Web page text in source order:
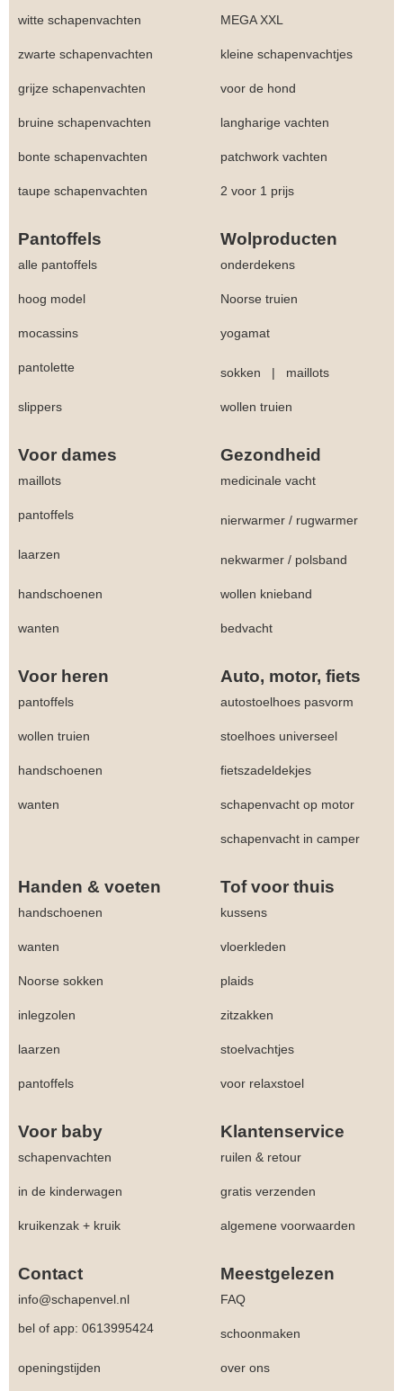
witte schapenvachten MEGA XXL
zwarte schapenvachten kleine schapenvachtjes
grijze schapenvachten voor de hond
bruine schapenvachten langharige vachten
bonte schapenvachten patchwork vachten
taupe schapenvachten 2 voor 1 prijs
Pantoffels Wolproducten
alle pantoffels onderdekens
hoog model Noorse truien
mocassins yogamat
pantolette sokken | maillots
slippers wollen truien
Voor dames Gezondheid
maillots medicinale vacht
pantoffels nierwarmer / rugwarmer
laarzen nekwarmer / polsband
handschoenen wollen knieband
wanten bedvacht
Voor heren Auto, motor, fiets
pantoffels autostoelhoes pasvorm
wollen truien stoelhoes universeel
handschoenen fietszadeldekjes
wanten schapenvacht op motor
schapenvacht in camper
Handen & voeten Tof voor thuis
handschoenen kussens
wanten vloerkleden
Noorse sokken plaids
inlegzolen zitzakken
laarzen stoelvachtjes
pantoffels voor relaxstoel
Voor baby Klantenservice
schapenvachten ruilen & retour
in de kinderwagen gratis verzenden
kruikenzak + kruik algemene voorwaarden
Contact Meestgelezen
info@schapenvel.nl
FAQ
bel of app: 0613995424
schoonmaken
openingstijden over ons